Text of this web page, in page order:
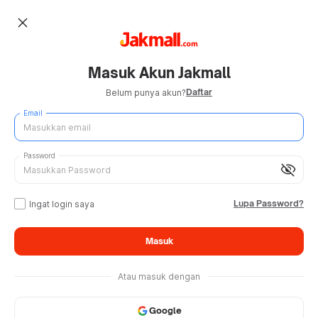
close
Masuk Akun Jakmall
Belum punya akun?Daftar
Email
visibility_off
Password
Ingat login saya Lupa Password?
Masuk
Atau masuk dengan
Google